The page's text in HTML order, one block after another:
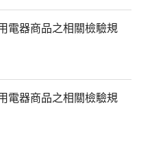
電器商品之相關檢驗規
電器商品之相關檢驗規